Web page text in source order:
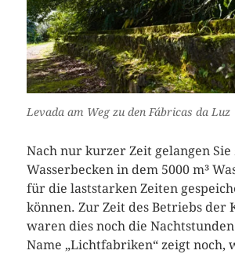
Levada am Weg zu den Fábricas da Luz
Nach nur kurzer Zeit gelangen Sie
Wasserbecken in dem 5000 m³
für die laststarken Zeiten
können. Zur Zeit des Betriebs der
waren dies noch die
Name „Lichtfabriken“ zeigt noch,